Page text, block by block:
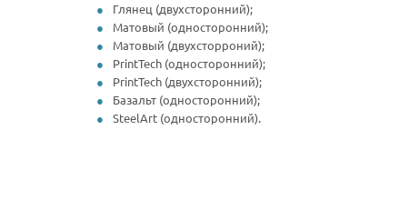
Глянец (двухсторонний);
Матовый (односторонний);
Матовый (двухсторроний);
PrintTech (односторонний);
PrintTech (двухсторонний);
Базальт (односторонний);
SteelArt (односторонний).